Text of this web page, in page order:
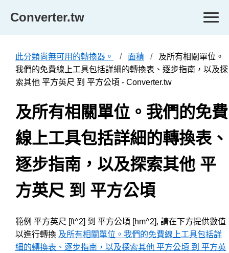
Converter.tw
此分類尚無可用的轉換器。 面積
及所有相關單位。
我們的免費線上工具包括詳細的轉換表、逐步指南，以及探
索其他 平方英尺 到 平方公頃 - Converter.tw
及所有相關單位。我們的免費
線上工具包括詳細的轉換表、
逐步指南，以及探索其他 平
方英尺 到 平方公頃
範例 平方英尺 [ft^2] 到 平方公頃 [hm^2], 請在下方提供數值
以進行轉換 及所有相關單位。我們的免費線上工具包括詳
細的轉換表、逐步指南，以及探索其他 平方公頃 到 平方英